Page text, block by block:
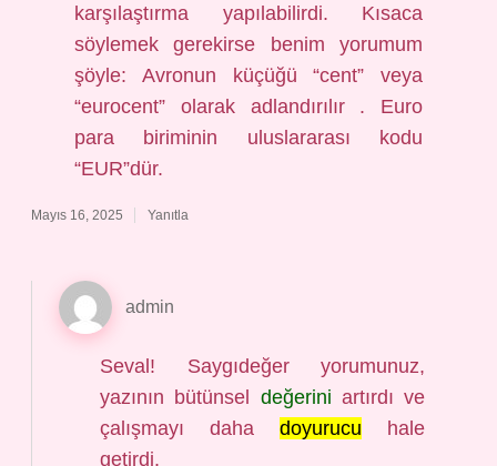
karşılaştırma yapılabilirdi. Kısaca
söylemek gerekirse benim yorumum
şöyle: Avronun küçüğü “cent” veya
“eurocent” olarak adlandırılır . Euro
para biriminin uluslararası kodu
“EUR”dür.
Mayıs 16, 2025 Yanıtla
admin
Seval! Saygıdeğer yorumunuz,
yazının bütünsel değerini artırdı ve
çalışmayı dahadoyurucu hale
getirdi.